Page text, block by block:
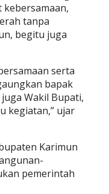
kebersamaan,
tanpa
begitu juga
serta
bapak
Wakil Bupati,
kegiatan,” ujar
Karimun
pemerintah